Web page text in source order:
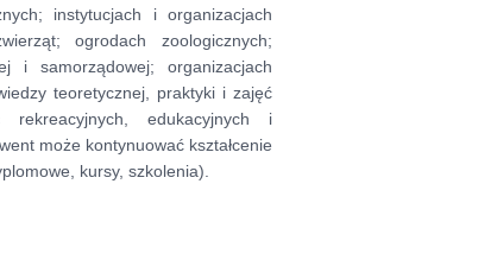
instytucjach i organizacjach
ogrodach zoologicznych;
i samorządowej; organizacjach
teoretycznej, praktyki i zajęć
edukacyjnych i
może kontynuować kształcenie
kursy, szkolenia).